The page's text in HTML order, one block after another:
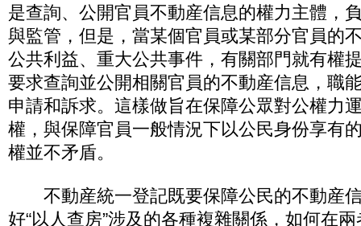
是查詢、公開官員不動産信息的權力主體，
與監管，但是，當某個官員或某部分官員的
公共利益、重大公共事件，有關部門就有權
要求查詢並公開相關官員的不動産信息，職
申請和訴求。這樣做旨在保障公眾對公權力
權，與保障官員一般情況下以公民身份享有
權並不矛盾。
不動産統一登記既要保障公民的不動産
好“以人查房”涉及的各種複雜關係，如何在